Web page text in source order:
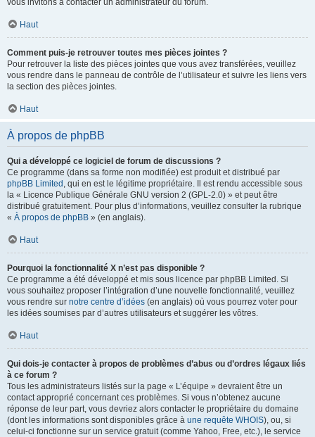
vous invitons à contacter un administrateur du forum.
Haut
Comment puis-je retrouver toutes mes pièces jointes ?
Pour retrouver la liste des pièces jointes que vous avez transférées, veuillez
vous rendre dans le panneau de contrôle de l’utilisateur et suivre les liens vers
la section des pièces jointes.
Haut
À propos de phpBB
Qui a développé ce logiciel de forum de discussions ?
Ce programme (dans sa forme non modifiée) est produit et distribué par
phpBB Limited , qui en est le légitime propriétaire. Il est rendu accessible sous
la « Licence Publique Générale GNU version 2 (GPL-2.0) » et peut être
distribué gratuitement. Pour plus d’informations, veuillez consulter la rubrique
« À propos de phpBB » (en anglais).
Haut
Pourquoi la fonctionnalité X n’est pas disponible ?
Ce programme a été développé et mis sous licence par phpBB Limited. Si
vous souhaitez proposer l’intégration d’une nouvelle fonctionnalité, veuillez
vous rendre sur notre centre d’idées (en anglais) où vous pourrez voter pour
les idées soumises par d’autres utilisateurs et suggérer les vôtres.
Haut
Qui dois-je contacter à propos de problèmes d’abus ou d’ordres légaux liés
à ce forum ?
Tous les administrateurs listés sur la page « L’équipe » devraient être un
contact approprié concernant ces problèmes. Si vous n’obtenez aucune
réponse de leur part, vous devriez alors contacter le propriétaire du domaine
(dont les informations sont disponibles grâce à une requête WHOIS), ou, si
celui-ci fonctionne sur un service gratuit (comme Yahoo, Free, etc.), le service